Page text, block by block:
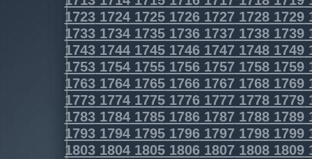
1723172417251726172717281729
1733173417351736173717381739
1743174417451746174717481749
1753175417551756175717581759
1763176417651766176717681769
1773177417751776177717781779
1783178417851786178717881789
1793179417951796179717981799
1803180418051806180718081809